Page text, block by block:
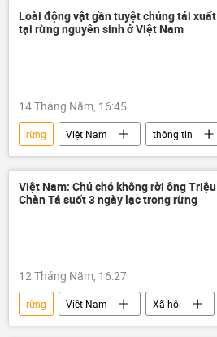
không khí
Loài động vật gần tuyệt chủng tái xuất
tại rừng nguyên sinh ở Việt Nam
14 Tháng Năm, 16:45
rừng Việt Nam thông tin
Việt Nam: Chú chó không rời ông Triệu
Chàn Tá suốt 3 ngày lạc trong rừng
12 Tháng Năm, 16:27
rừng Việt Nam Xã hội